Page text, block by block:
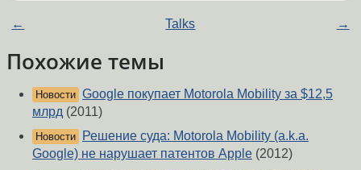
← Talks →
Похожие темы
Новости Google покупает Motorola Mobility за $12,5
млрд (2011)
Новости
Решение суда: Motorola Mobility (a.k.a.
Google) не нарушает патентов Apple (2012)